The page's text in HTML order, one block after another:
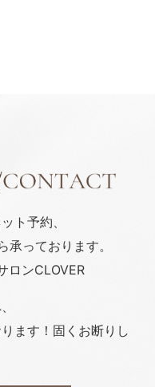
ト予約、
承っております。
ロンCLOVER
ます！固くお断りし